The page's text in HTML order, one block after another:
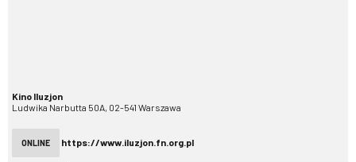
Kino Iluzjon
Ludwika Narbutta 50A, 02-541 Warszawa
ONLINE https://www.iluzjon.fn.org.pl